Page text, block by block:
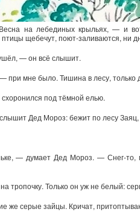
на лебединых крыльях, — и
щебечут, поют-заливаются, ни
— он всё слышит.
при мне было. Тишина в лесу, только
под тёмной елью.
Дед Мороз: бежит по лесу Заяц,
— думает Дед Мороз. — Снег-то,
тропочку. Только он уж не белый:
же серые зайцы. Кричат,